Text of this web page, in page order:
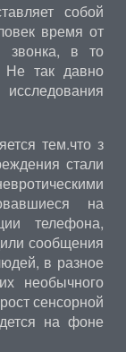
собой
время от
звонка, в то
так давно
тем.что з
стали
на
телефона,
сообщения
в разное
необычного
сенсорной
на фоне